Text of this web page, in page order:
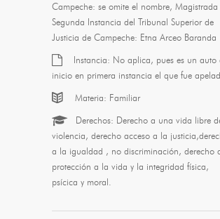
Campeche: se omite el nombre, Magistrada
Segunda Instancia del Tribunal Superior de
Justicia de Campeche: Etna Arceo Baranda
Instancia: No aplica, pues es un auto
inicio en primera instancia el que fue
Materia: Familiar
Derechos: Derecho a una vida libre
violencia, derecho acceso a la
a la igualdad , no discriminación, derecho
protección a la vida y la integridad física,
psícica y moral.